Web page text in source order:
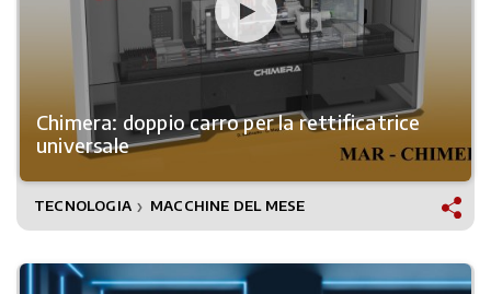
Chimera: doppio carro per la rettificatrice
universale
TECNOLOGIA ❯ MACCHINE DEL MESE